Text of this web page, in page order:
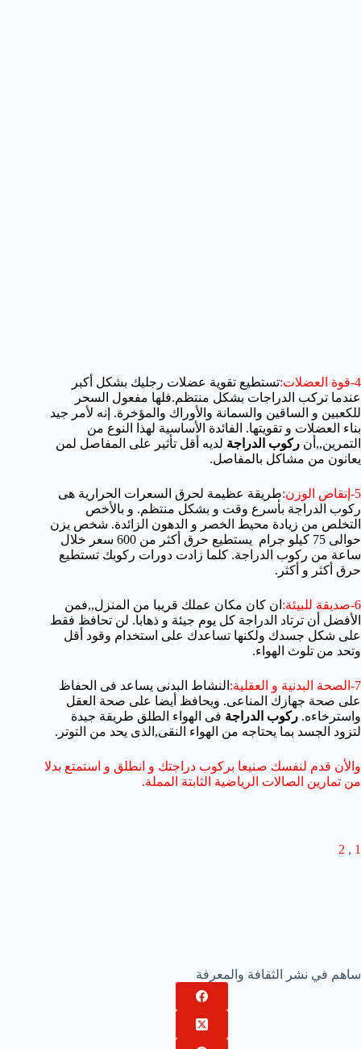
4-قوة العضلات:
تستطيع تقوية عضلات رجليك بشكل أكبر
عندما تركب الدراجات بشكل منتظم.فلها مفعول السحر
للكعبين و الساقين والسمانة والأوراك والمؤخرة. إنه لأمر جيد
بناء العضلات و تقويتها. الفائدة الأساسية لهذا النوع من
التمرين,,أن ركوب الدراجة لديه أقل تأثير على المفاصل لمن
يعانون من مشاكل بالمفاصل.
5-إنقاص الوزن:
طريقة عظيمة لحرق السعرات الحرارية هى
ركوب الدراجة بأسرع وقت و بشكل منتظم. و بالأخص
التخلص من زيادة محيط الخصر و الدهون الزائدة. شخص يزن
حوالى 75 كيلو جرام يستطيع حرق أكثر من 600 سعر خلال
ساعة من ركوب الدراجة. كلما زادت دورات ركوبك تستطيع
حرق أكثر و أكثر.
6-صديقة للبيئة:
ان كان مكان عملك قريبا من المنزل,,فمن
الأفضل أن ترتاد الدراجة كل يوم جيئة و ذهابا. لن تحافظ فقط
على شكل جسدك ولكنها تساعدك على استخدام وقود أقل
وتحد من تلوث الهواء.
7-الصحة البدنية و العقلية:
النشاط البدنى يساعد فى الحفاظ
على صحة جهازك المناعى. ويحافظ أيضا على صحة العقل
واسترخاءه. ركوب الدراجة فى الهواء الطلق طريقة جيدة
لتزود الجسد بما يحتاجه من الهواء النقى,الذى يحد من التوتر.
والأن قدم لنفسك صنيعا بركوب دراجتك و انطلق و استمتع بدلا
من تمارين الصالات الرياضية الثابتة المملة.
1
,
2
ساهم في نشر الثقافة والمعرفة